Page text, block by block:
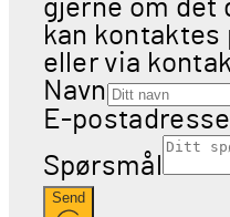
gjerne om det
kan kontaktes
eller via
Navn
E-postadresse
Spørsmål
Send